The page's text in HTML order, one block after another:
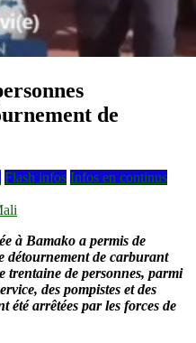
de
Flash infos Infos en continus
à Bamako a permis de
détournement de carburant
trentaine de personnes, parmi
des pompistes et des
été arrêtées par les forces de